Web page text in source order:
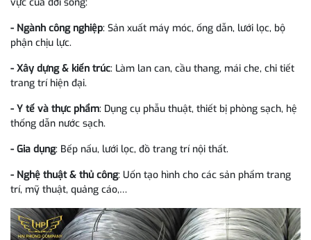
- Ngành công nghiệp: Sản xuất máy móc, ống dẫn, lưới lọc, bộ
phận chịu lực.
- Xây dựng & kiến trúc: Làm lan can, cầu thang, mái che, chi tiết
trang trí hiện đại.
- Y tế và thực phẩm: Dụng cụ phẫu thuật, thiết bị phòng sạch, hệ
thống dẫn nước sạch.
- Gia dụng: Bếp nấu, lưới lọc, đồ trang trí nội thất.
- Nghệ thuật & thủ công: Uốn tạo hình cho các sản phẩm trang
trí, mỹ thuật, quảng cáo,…